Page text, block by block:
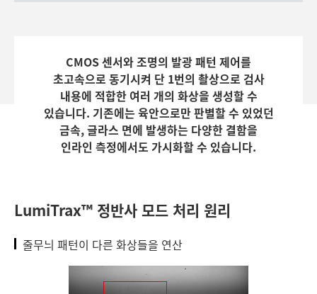
CMOS 센서와 조명의 발광 패턴 제어를
초고속으로 동기시켜 단 1번의 촬상으로 검사
내용에 적합한 여러 개의 화상을 생성할 수
있습니다. 기존에는 육안으로만 판별할 수 있었던
금속, 글라스 면에 발생하는 다양한 결함을
인라인 측정에서도 가시화할 수 있습니다.
LumiTrax™ 정반사 모드 처리 원리
줄무늬 패턴이 다른 화상들을 연산